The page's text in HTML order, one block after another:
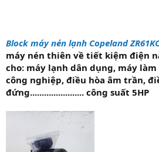
Block máy nén lạnh Copeland
máy nén thiên về tiết kiệm điện
cho: máy lạnh dân dụng, máy
công nghiệp, điều hòa âm trần,
đứng....................... công suất 5HP